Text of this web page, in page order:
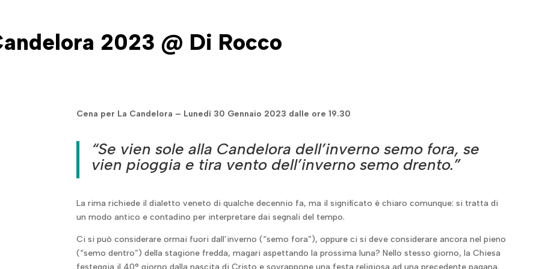
2023 @ Di Rocco
Cena per La Candelora – Lunedì 30 Gennaio 2023 dalle ore 19.30
“Se vien sole alla Candelora dell’inverno semo fora, se
vien pioggia e tira vento dell’inverno semo drento.”
La rima richiede il dialetto veneto di qualche decennio fa, ma il significato è chiaro comunque: si tratta di
un modo antico e contadino per interpretare dai segnali del tempo.
Ci si può considerare ormai fuori dall’inverno (“semo fora”), oppure ci si deve considerare ancora nel pieno
(“semo dentro”)della stagione fredda, magari aspettando la prossima luna? Nello stesso giorno, la Chiesa
festeggia il 40° giorno dalla nascita di Cristo e sovrappone una festa religiosa ad una precedente pagana.